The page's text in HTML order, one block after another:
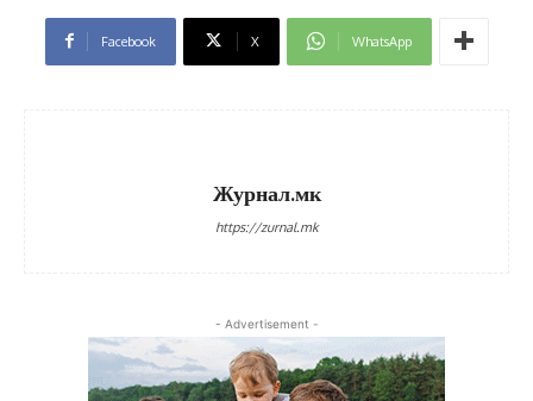
Facebook X WhatsApp
Журнал.мк
https://zurnal.mk
- Advertisement -